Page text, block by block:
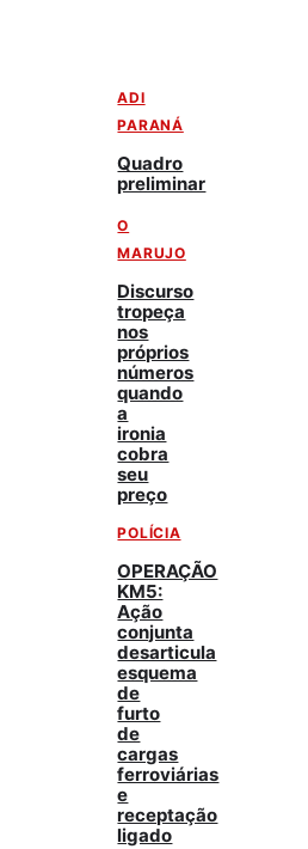
ADI
PARANÁ
Quadro
preliminar
O
MARUJO
Discurso
tropeça
nos
próprios
números
quando
a
ironia
cobra
seu
preço
POLÍCIA
OPERAÇÃO
KM5:
Ação
conjunta
desarticula
esquema
de
furto
de
cargas
ferroviárias
e
receptação
ligado